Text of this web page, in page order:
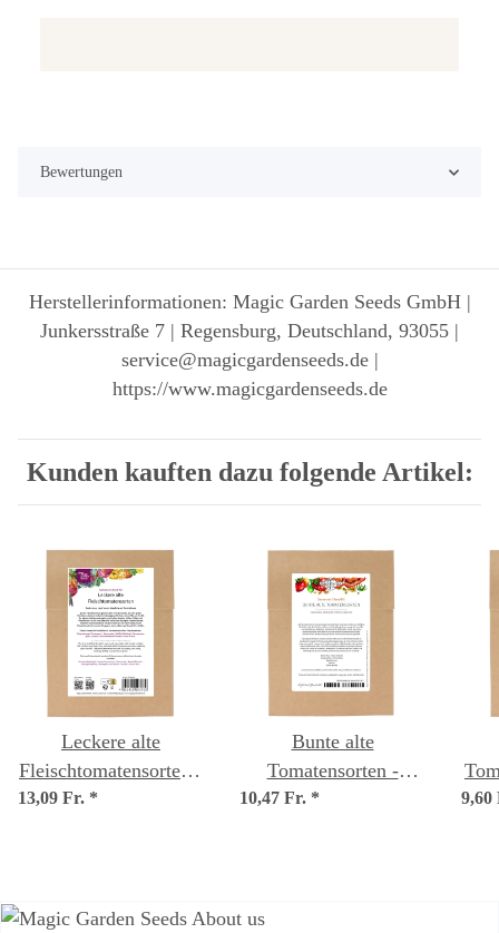
Bewertungen
Herstellerinformationen: Magic Garden Seeds GmbH |
Junkersstraße 7 | Regensburg, Deutschland, 93055 |
service@magicgardenseeds.de |
https://www.magicgardenseeds.de
Kunden kauften dazu folgende Artikel:
Leckere alte
Fleischtomatensorten -
Samenset
13,09 Fr. *
Bunte alte
Tomatensorten -
Samenset
10,47 Fr. *